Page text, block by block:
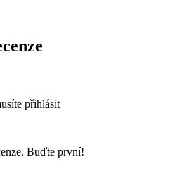
přihlásit
Buďte první!